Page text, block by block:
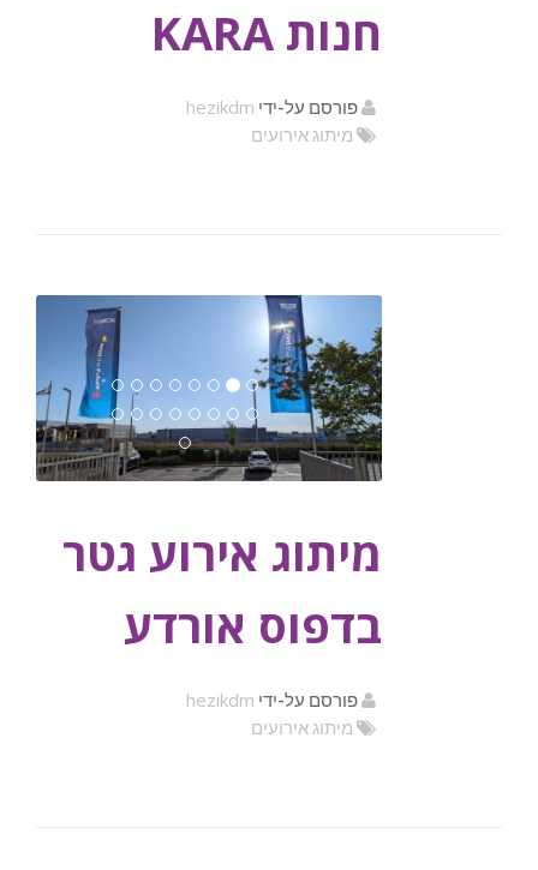
חנות KARA
פורסם על-ידי hezikdm
מיתוג אירועים
מיתוג אירוע גטר
בדפוס אורדע
פורסם על-ידי hezikdm
מיתוג אירועים